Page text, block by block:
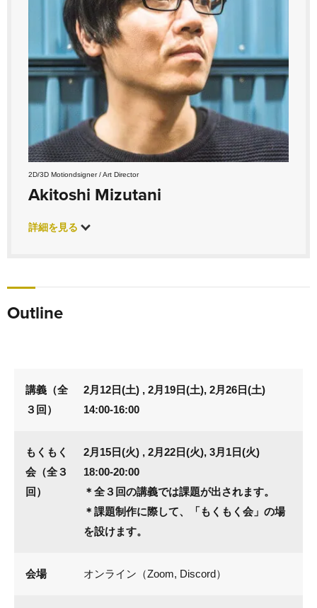
2D/3D Motiondsigner / Art Director
Akitoshi Mizutani
詳細を見る
Outline
講義（全
３回）
2月12日(土) , 2月19日(土), 2月26日(土)
14:00-16:00
もくもく
会（全３
回）
2月15日(火) , 2月22日(火), 3月1日(火)
18:00-20:00
＊全３回の講義では課題が出されます。
＊課題制作に際して、「もくもく会」の場
を設けます。
会場 オンライン（Zoom, Discord）